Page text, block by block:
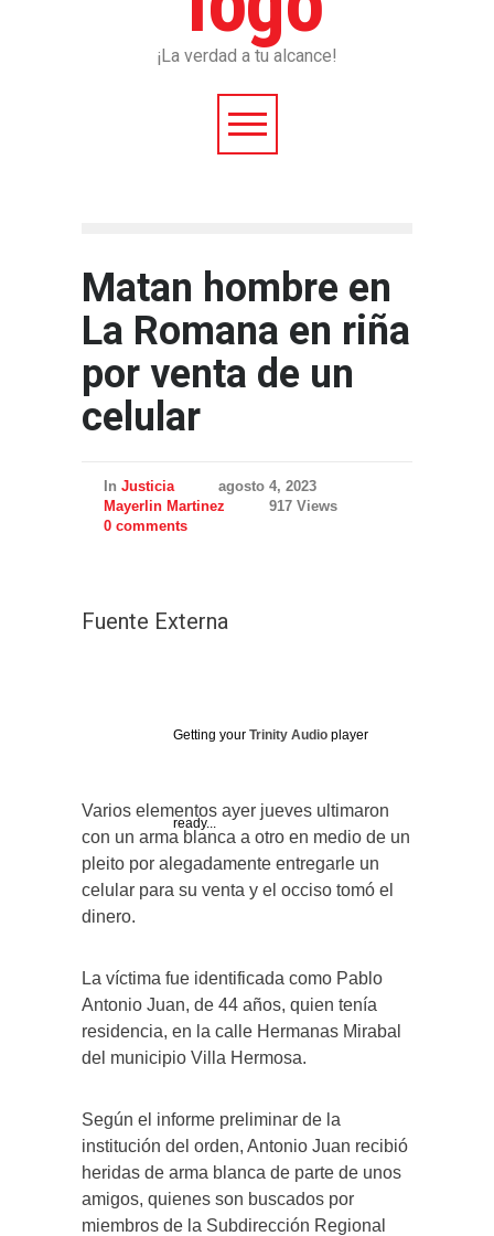
¡La verdad a tu alcance!
Matan hombre en
La Romana en riña
por venta de un
celular
In Justicia
agosto 4, 2023
Mayerlin Martinez
917 Views
0 comments
Fuente Externa
Getting your Trinity Audio player
ready...
Varios elementos ayer jueves ultimaron
con un arma blanca a otro en medio de un
pleito por alegadamente entregarle un
celular para su venta y el occiso tomó el
dinero.
La víctima fue identificada como Pablo
Antonio Juan, de 44 años, quien tenía
residencia, en la calle Hermanas Mirabal
del municipio Villa Hermosa.
Según el informe preliminar de la
institución del orden, Antonio Juan recibió
heridas de arma blanca de parte de unos
amigos, quienes son buscados por
miembros de la Subdirección Regional